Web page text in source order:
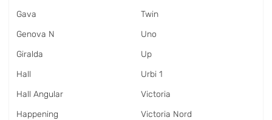
Gava
Genova N
Giralda
Hall
Hall Angular
Happening
Twin
Uno
Up
Urbi 1
Victoria
Victoria Nord